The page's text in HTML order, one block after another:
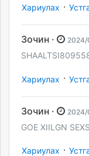
Хариулах ·
Зочин ·
Хариулах ·
Зочин ·
GOE XIILGN
Хариулах ·